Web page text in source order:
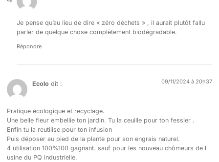
Je pense qu’au lieu de dire « zéro déchets » , il aurait plutôt fallu
parler de quelque chose complètement biodégradable.
Répondre
Ecolo dit : 09/11/2024 à 20h37
Pratique écologique et recyclage.
Une belle fleur embellie ton jardin. Tu la ceuille pour ton fessier .
Enfin tu la reutilise pour ton infusion
Puis déposer au pied de la plante pour son engrais naturel.
4 utilisation 100%100 gagnant. sauf pour les nouveau chômeurs de l
usine du PQ industrielle.